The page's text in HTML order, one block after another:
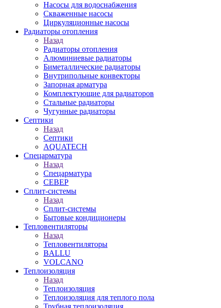
Насосы для водоснабжения
Скваженные насосы
Циркуляционные насосы
Радиаторы отопления
Назад
Радиаторы отопления
Алюминиевые радиаторы
Биметаллические радиаторы
Внутрипольные конвекторы
Запорная арматура
Комплектующие для радиаторов
Стальные радиаторы
Чугунные радиаторы
Септики
Назад
Септики
AQUATECH
Спецарматура
Назад
Спецарматура
СЕВЕР
Сплит-системы
Назад
Сплит-системы
Бытовые кондиционеры
Тепловентиляторы
Назад
Тепловентиляторы
BALLU
VOLCANO
Теплоизоляция
Назад
Теплоизоляция
Теплоизоляция для теплого пола
Трубная теплоизоляция